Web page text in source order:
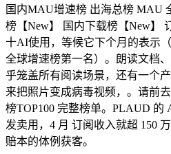
国内MAU增速榜 出海总榜 MAU
榜【New】 国内下载榜【New】
十AI使用，等候它下个月的表示
全球增速榜第一名）。朗读文档
乎笼盖所有阅读场景，还有一个
来把照片变成病毒视频，。请前
榜TOP100 完整榜单。PLAUD 的
发卖用，4 月 订阅收入就超 150
赔本的体例获客。